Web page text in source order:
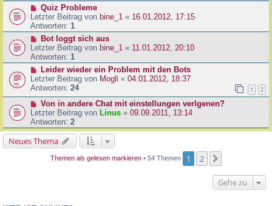
Quiz Probleme
Letzter Beitrag von bine_1 « 16.01.2012, 17:15
Antworten: 1
Bot loggt sich aus
Letzter Beitrag von bine_1 « 11.01.2012, 20:10
Antworten: 1
Leider wieder ein Problem mit den Bots
Letzter Beitrag von Mogli « 04.01.2012, 18:37
Antworten: 24 1 2
Von in andere Chat mit einstellungen verlgenen?
Letzter Beitrag von Linus « 09.09.2011, 13:14
Antworten: 2
Neues Thema
Themen als gelesen markieren • 54 Themen 1 2
Gehe zu